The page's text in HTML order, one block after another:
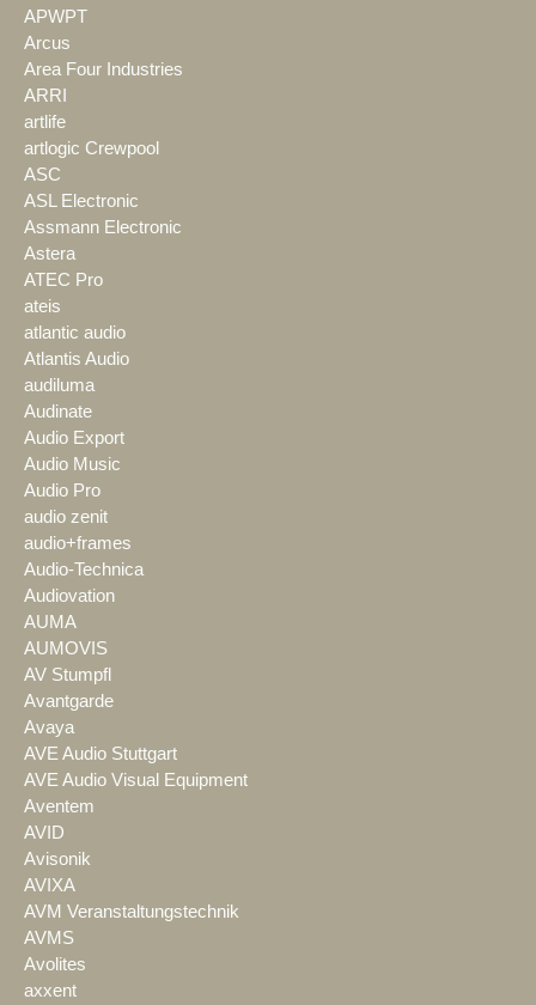
APWPT
Arcus
Area Four Industries
ARRI
artlife
artlogic Crewpool
ASC
ASL Electronic
Assmann Electronic
Astera
ATEC Pro
ateis
atlantic audio
Atlantis Audio
audiluma
Audinate
Audio Export
Audio Music
Audio Pro
audio zenit
audio+frames
Audio-Technica
Audiovation
AUMA
AUMOVIS
AV Stumpfl
Avantgarde
Avaya
AVE Audio Stuttgart
AVE Audio Visual Equipment
Aventem
AVID
Avisonik
AVIXA
AVM Veranstaltungstechnik
AVMS
Avolites
axxent